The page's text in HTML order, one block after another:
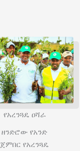
የአረንጓዴ ዐሻራ
ዘንድሮው የአንድ
ጀምበር የአረንጓዴ